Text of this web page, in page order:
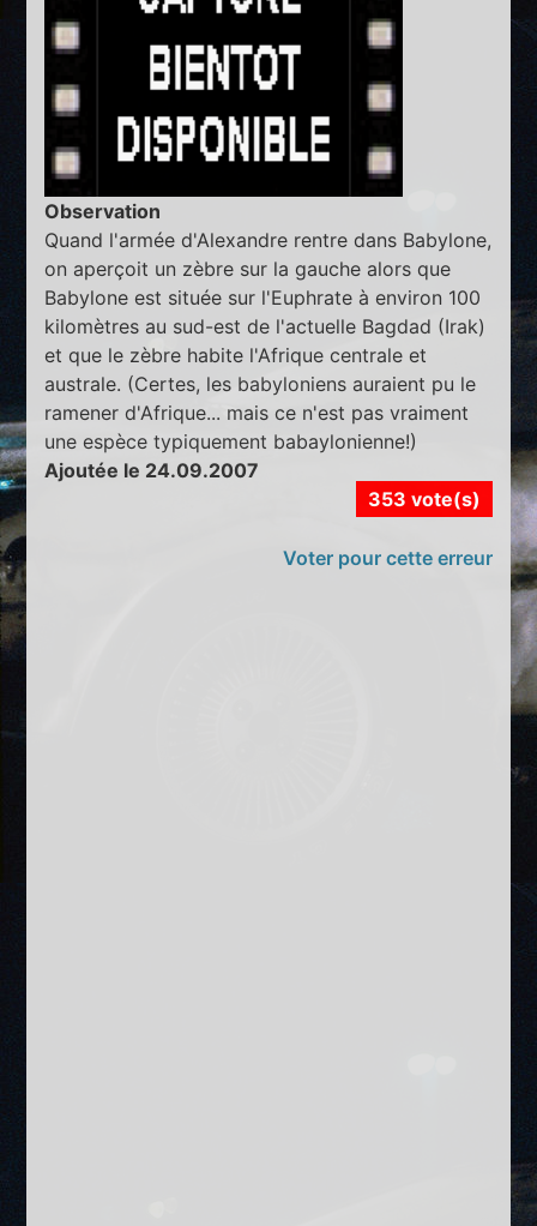
Observation
Quand l'armée d'Alexandre rentre dans Babylone,
on aperçoit un zèbre sur la gauche alors que
Babylone est située sur l'Euphrate à environ 100
kilomètres au sud-est de l'actuelle Bagdad (Irak)
et que le zèbre habite l'Afrique centrale et
australe. (Certes, les babyloniens auraient pu le
ramener d'Afrique... mais ce n'est pas vraiment
une espèce typiquement babaylonienne!)
Ajoutée le 24.09.2007
353 vote(s)
Voter pour cette erreur